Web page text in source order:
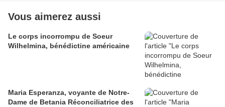
Vous aimerez aussi
Le corps incorrompu de Soeur
Wilhelmina, bénédictine américaine
Maria Esperanza, voyante de Notre-
Dame de Betania Réconciliatrice des